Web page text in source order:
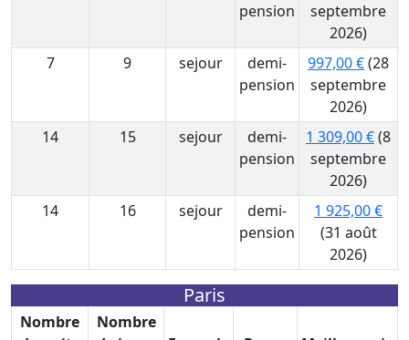
pension
septembre
2026)
7
9 sejour
demi-
pension
997,00 €(28
septembre
2026)
14
15 sejour
demi-
pension
1 309,00 €(8
septembre
2026)
14
16 sejour
demi-
pension
1 925,00 €
(31 août
2026)
Paris
Nombre
Nombre